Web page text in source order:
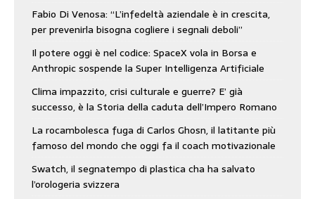
Fabio Di Venosa: “L’infedeltà aziendale è in crescita,
per prevenirla bisogna cogliere i segnali deboli”
Il potere oggi è nel codice: SpaceX vola in Borsa e
Anthropic sospende la Super Intelligenza Artificiale
Clima impazzito, crisi culturale e guerre? E’ già
successo, è la Storia della caduta dell’Impero Romano
La rocambolesca fuga di Carlos Ghosn, il latitante più
famoso del mondo che oggi fa il coach motivazionale
Swatch, il segnatempo di plastica cha ha salvato
l’orologeria svizzera